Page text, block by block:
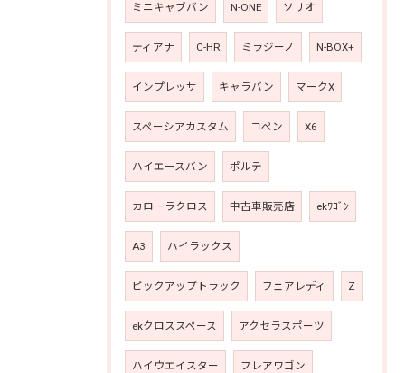
ミニキャブバン N-ONE ソリオ
ティアナ C-HR ミラジーノ N-BOX+
インプレッサ キャラバン マークX
スペーシアカスタム コペン X6
ハイエースバン ポルテ
カローラクロス 中古車販売店 ekﾜｺﾞﾝ
A3 ハイラックス
ピックアップトラック フェアレディ Z
ekクロススペース アクセラスポーツ
ハイウエイスター フレアワゴン